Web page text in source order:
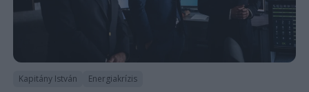
Kapitány István Energiakrízis